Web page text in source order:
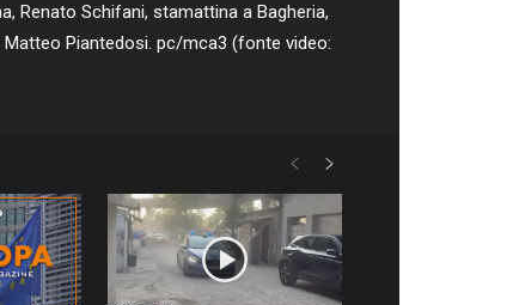
Renato Schifani, stamattina a Bagheria,
Matteo Piantedosi. pc/mca3 (fonte video: